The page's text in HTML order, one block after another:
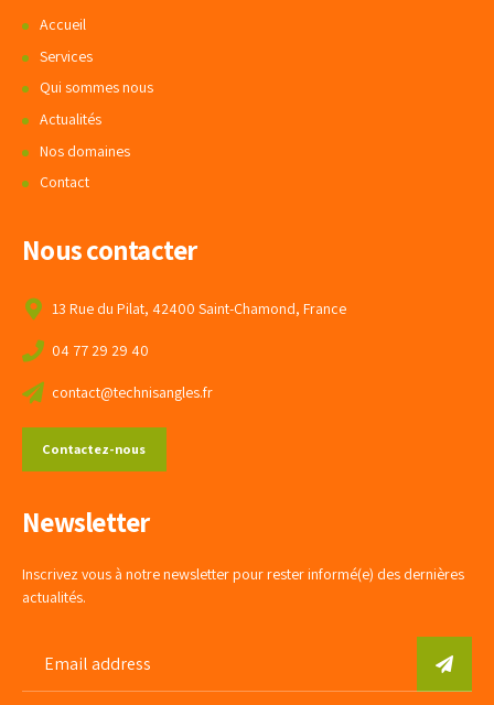
Accueil
Services
Qui sommes nous
Actualités
Nos domaines
Contact
Nous contacter
13 Rue du Pilat, 42400 Saint-Chamond, France
04 77 29 29 40
contact@technisangles.fr
Contactez-nous
Newsletter
Inscrivez vous à notre newsletter pour rester informé(e) des dernières
actualités.